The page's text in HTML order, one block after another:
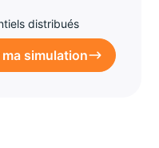
distribués
ma simulation